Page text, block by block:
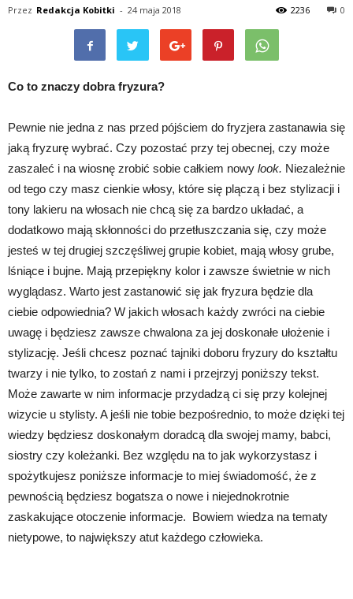
Przez Redakcja Kobitki - 24 maja 2018 0
2236
Co to znaczy dobra fryzura?
Pewnie nie jedna z nas przed pójściem do fryzjera zastanawia się
jaką fryzurę wybrać. Czy pozostać przy tej obecnej, czy może
zaszaleć i na wiosnę zrobić sobie całkiem nowy look. Niezależnie
od tego czy masz cienkie włosy, które się plączą i bez stylizacji i
tony lakieru na włosach nie chcą się za bardzo układać, a
dodatkowo mają skłonności do przetłuszczania się, czy może
jesteś w tej drugiej szczęśliwej grupie kobiet, mają włosy grube,
lśniące i bujne. Mają przepiękny kolor i zawsze świetnie w nich
wyglądasz. Warto jest zastanowić się jak fryzura będzie dla
ciebie odpowiednia? W jakich włosach każdy zwróci na ciebie
uwagę i będziesz zawsze chwalona za jej doskonałe ułożenie i
stylizację. Jeśli chcesz poznać tajniki doboru fryzury do kształtu
twarzy i nie tylko, to zostań z nami i przejrzyj poniższy tekst.
Może zawarte w nim informacje przydadzą ci się przy kolejnej
wizycie u stylisty. A jeśli nie tobie bezpośrednio, to może dzięki tej
wiedzy będziesz doskonałym doradcą dla swojej mamy, babci,
siostry czy koleżanki. Bez względu na to jak wykorzystasz i
spożytkujesz poniższe informacje to miej świadomość, że z
pewnością będziesz bogatsza o nowe i niejednokrotnie
zaskakujące otoczenie informacje. Bowiem wiedza na tematy
nietypowe, to największy atut każdego człowieka.